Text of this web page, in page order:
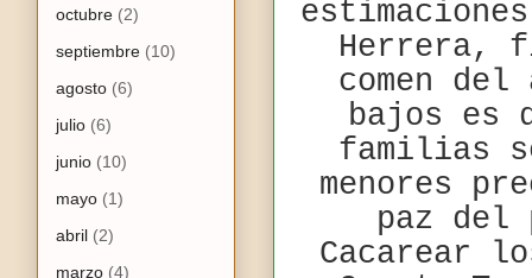
Herrera,
comen
bajos es
familias
menores
paz
Cacarear
octubre (2)
septiembre (10)
agosto (6)
julio (6)
junio (10)
mayo (1)
abril (2)
marzo (4)